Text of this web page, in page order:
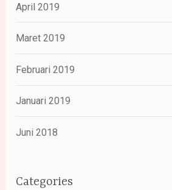
April 2019
Maret 2019
Februari 2019
Januari 2019
Juni 2018
Categories